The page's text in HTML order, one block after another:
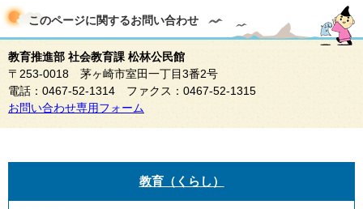
このページに関するお問い合わせ
教育推進部 社会教育課 松林公民館
〒253-0018 茅ヶ崎市室田一丁目3番2号
電話：0467-52-1314 ファクス：0467-52-1315
お問い合わせ専用フォーム
教育（くらし）